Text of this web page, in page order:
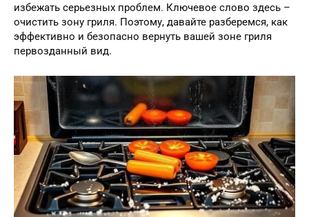
избежать серьезных проблем. Ключевое слово здесь –
очистить зону гриля. Поэтому, давайте разберемся, как
эффективно и безопасно вернуть вашей зоне гриля
первозданный вид.